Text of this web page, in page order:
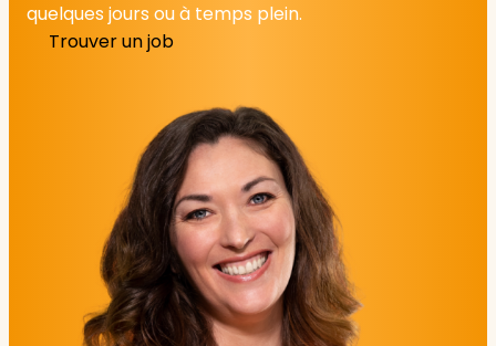
quelques jours ou à temps plein.
Trouver un job